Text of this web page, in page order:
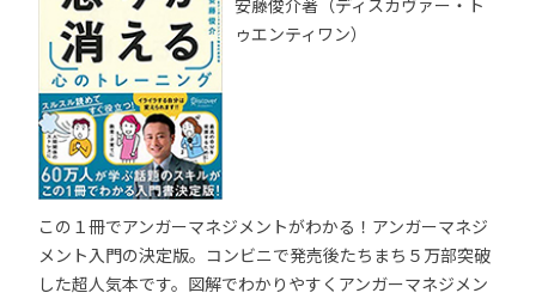
ゥエンティワン）
この１冊でアンガーマネジメントがわかる！アンガーマネジ
メント入門の決定版。コンビニで発売後たちまち５万部突破
した超人気本です。図解でわかりやすくアンガーマネジメン